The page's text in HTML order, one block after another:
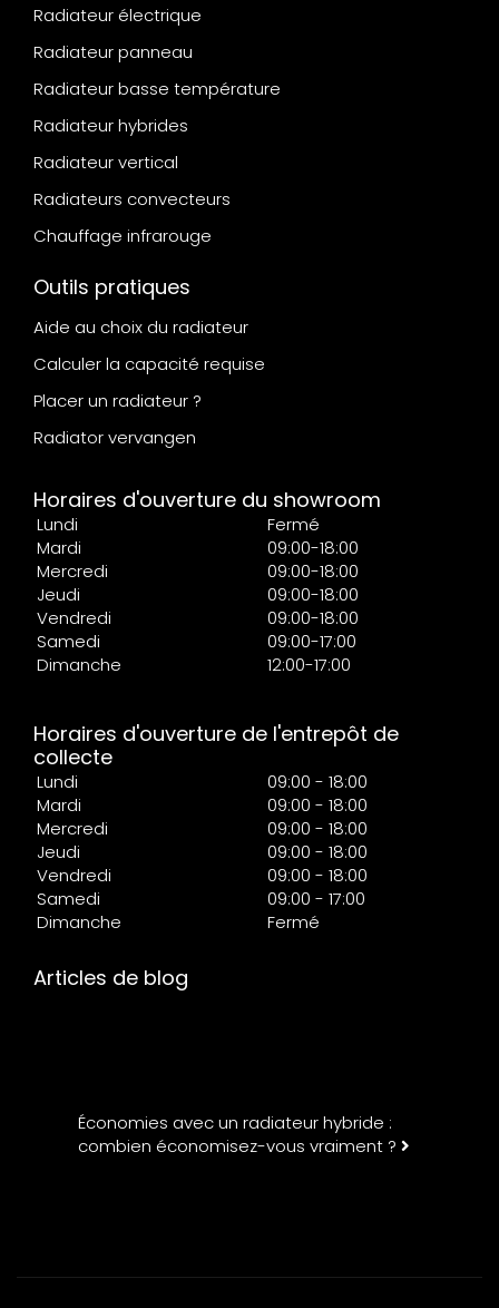
Radiateur électrique
Radiateur panneau
Radiateur basse température
Radiateur hybrides
Radiateur vertical
Radiateurs convecteurs
Chauffage infrarouge
Outils pratiques
Aide au choix du radiateur
Calculer la capacité requise
Placer un radiateur ?
Radiator vervangen
Horaires d'ouverture du showroom
Lundi
Fermé
Mardi
09:00-18:00
Mercredi
09:00-18:00
Jeudi
09:00-18:00
Vendredi
09:00-18:00
Samedi
09:00-17:00
Dimanche
12:00-17:00
Horaires d'ouverture de l'entrepôt de
collecte
Lundi
09:00 - 18:00
Mardi
09:00 - 18:00
Mercredi
09:00 - 18:00
Jeudi
09:00 - 18:00
Vendredi
09:00 - 18:00
Samedi
09:00 - 17:00
Dimanche
Fermé
Articles de blog
Économies avec un radiateur hybride :
combien économisez-vous vraiment ?